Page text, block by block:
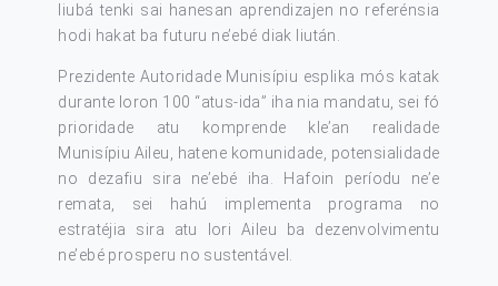
liubá tenki sai hanesan aprendizajen no referénsia
hodi hakat ba futuru ne’ebé diak liután.
Prezidente Autoridade Munisípiu esplika mós katak
durante loron 100 “atus-ida” iha nia mandatu, sei fó
prioridade atu komprende kle’an realidade
Munisípiu Aileu, hatene komunidade, potensialidade
no dezafiu sira ne’ebé iha. Hafoin períodu ne’e
remata, sei hahú implementa programa no
estratéjia sira atu lori Aileu ba dezenvolvimentu
ne’ebé prosperu no sustentável.